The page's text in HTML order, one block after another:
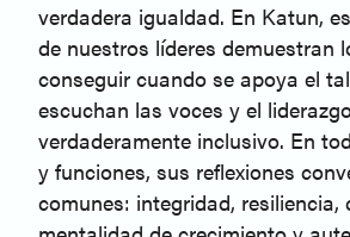
verdadera igualdad. En Katun,
de nuestros líderes demuestran
conseguir cuando se apoya el
escuchan las voces y el
verdaderamente inclusivo. En
y funciones, sus reflexiones
comunes: integridad, resiliencia,